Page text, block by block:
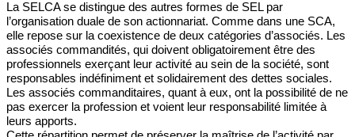
LaSELCA se distingue des autres formes de SEL par
l’organisation duale de son actionnariat. Comme dans une SCA,
elle repose sur la coexistence de deux catégories d’associés. Les
associés commandités, qui doivent obligatoirement être des
professionnels exerçant leur activité au sein de la société, sont
responsables indéfiniment et solidairement des dettes sociales.
Les associés commanditaires, quant à eux, ont la possibilité de ne
pas exercer la profession et voient leur responsabilité limitée à
leurs apports.